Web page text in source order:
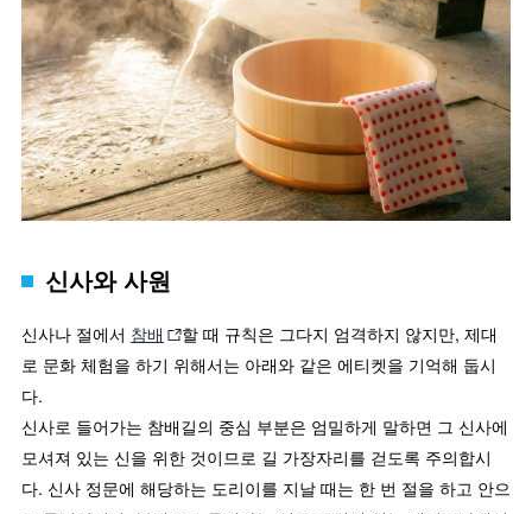
신사와 사원
신사나 절에서 참배
할 때 규칙은 그다지 엄격하지 않지만, 제대
로 문화 체험을 하기 위해서는 아래와 같은 에티켓을 기억해 둡시
다.
신사로 들어가는 참배길의 중심 부분은 엄밀하게 말하면 그 신사에
모셔져 있는 신을 위한 것이므로 길 가장자리를 걷도록 주의합시
다. 신사 정문에 해당하는 도리이를 지날 때는 한 번 절을 하고 안으